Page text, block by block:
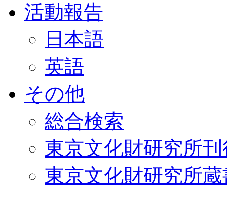
活動報告
日本語
英語
その他
総合検索
東京文化財研究所
東京文化財研究所